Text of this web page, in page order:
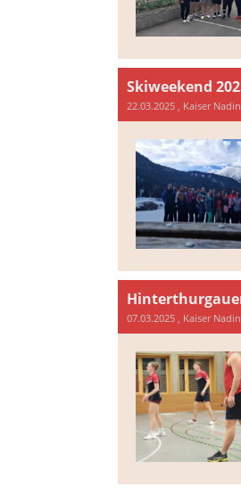
Skiweekend
22.03.2025 , Kaiser
07.03.2025 , Kaiser